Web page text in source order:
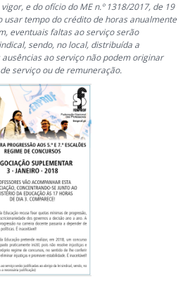
e do ofício do ME n.º 1318/2017, de 19
usar tempo do crédito de horas anualmente
eventuais faltas ao serviço serão
sendo, no local, distribuída a
ao serviço não podem originar
serviço ou de remuneração.